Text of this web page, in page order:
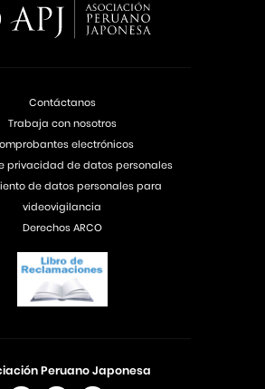
Peruano Japonesa
Contáctanos
Trabaja con nosotros
electrónicos
privacidad de datos personales
de datos personales para
videovigilancia
Derechos ARCO